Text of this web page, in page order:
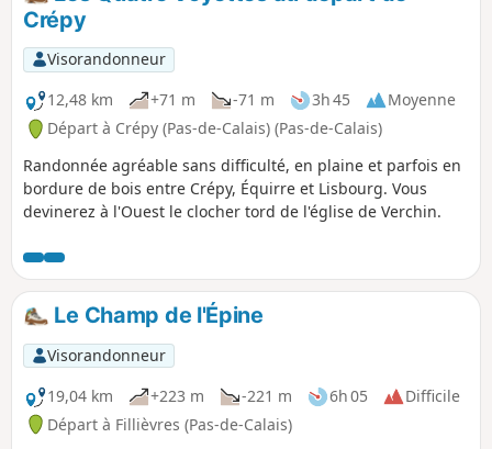
Crépy
Visorandonneur
12,48 km
+71 m -71 m 3h 45
Moyenne
Départ à Crépy (Pas-de-Calais) (Pas-de-Calais)
Randonnée agréable sans difficulté, en plaine et parfois en
bordure de bois entre Crépy, Équirre et Lisbourg. Vous
devinerez à l'Ouest le clocher tord de l'église de Verchin.
Le Champ de l'Épine
Visorandonneur
19,04 km
+223 m -221 m 6h 05
Difficile
Départ à Fillièvres (Pas-de-Calais)